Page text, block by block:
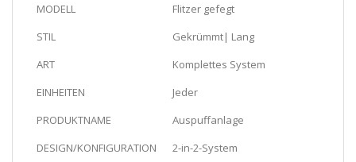
MODELL
Flitzer gefegt
STIL
Gekrümmt| Lang
ART
Komplettes System
EINHEITEN
Jeder
PRODUKTNAME
Auspuffanlage
DESIGN/KONFIGURATION
2-in-2-System